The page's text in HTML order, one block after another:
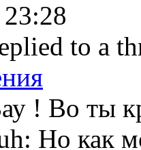
23:28
to a
! Во ты
Но как